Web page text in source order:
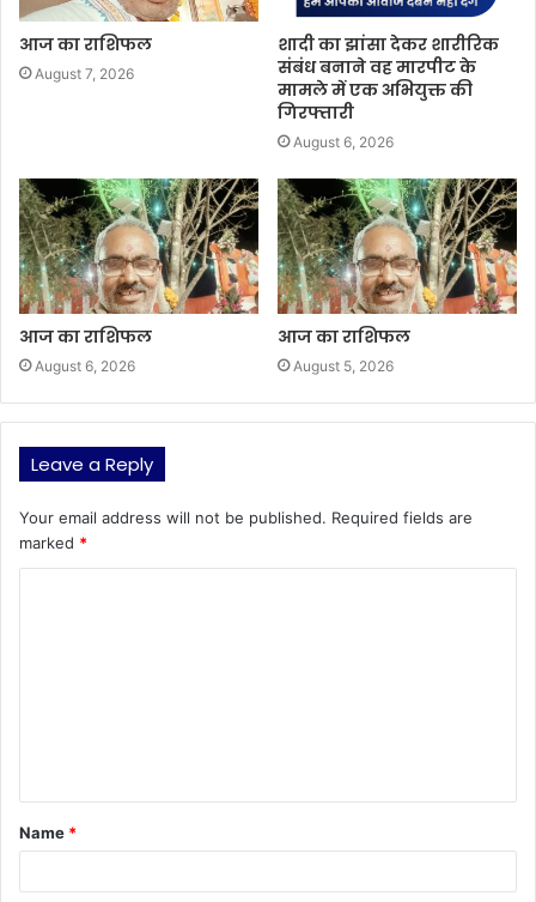
आज का राशिफल
August 7, 2026
शादी का झांसा देकर शारीरिक
संबंध बनाने वह मारपीट के
मामले में एक अभियुक्त की
गिरफ्तारी
August 6, 2026
आज का राशिफल
August 6, 2026
आज का राशिफल
August 5, 2026
Leave a Reply
Your email address will not be published. Required fields are
marked *
t
*
Name *